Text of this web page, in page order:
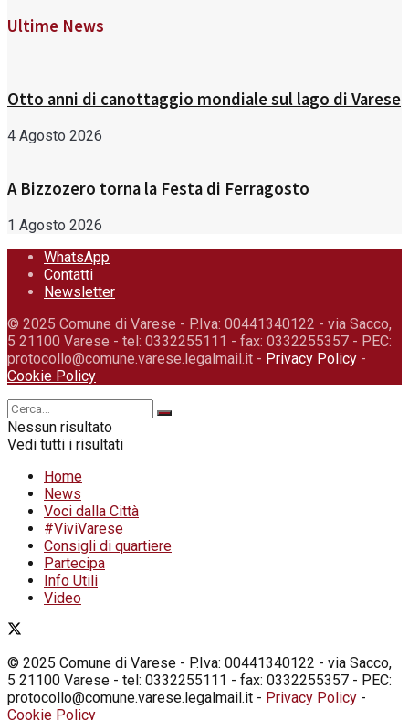
Ultime News
Otto anni di canottaggio mondiale sul lago di Varese
4 Agosto 2026
A Bizzozero torna la Festa di Ferragosto
1 Agosto 2026
WhatsApp
Contatti
Newsletter
© 2025 Comune di Varese - P.Iva: 00441340122 - via Sacco,
5 21100 Varese - tel: 0332255111 - fax: 0332255357 - PEC:
protocollo@comune.varese.legalmail.it - Privacy Policy -
Cookie Policy
Nessun risultato
Vedi tutti i risultati
Home
News
Voci dalla Città
#ViviVarese
Consigli di quartiere
Partecipa
Info Utili
Video
© 2025 Comune di Varese - P.Iva: 00441340122 - via Sacco,
5 21100 Varese - tel: 0332255111 - fax: 0332255357 - PEC:
protocollo@comune.varese.legalmail.it - Privacy Policy -
Cookie Policy